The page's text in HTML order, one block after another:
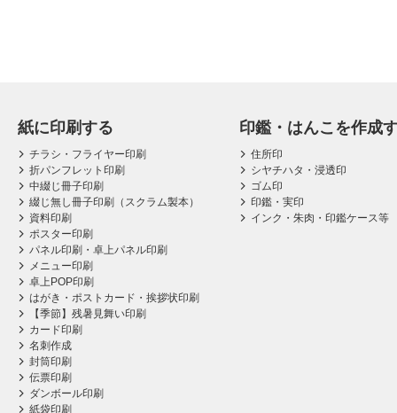
紙に印刷する
チラシ・フライヤー印刷
折パンフレット印刷
中綴じ冊子印刷
綴じ無し冊子印刷（スクラム製本）
資料印刷
ポスター印刷
パネル印刷・卓上パネル印刷
メニュー印刷
卓上POP印刷
はがき・ポストカード・挨拶状印刷
【季節】残暑見舞い印刷
カード印刷
名刺作成
封筒印刷
伝票印刷
ダンボール印刷
紙袋印刷
印鑑・はんこを作成
住所印
シヤチハタ・浸透印
ゴム印
印鑑・実印
インク・朱肉・印鑑ケース等